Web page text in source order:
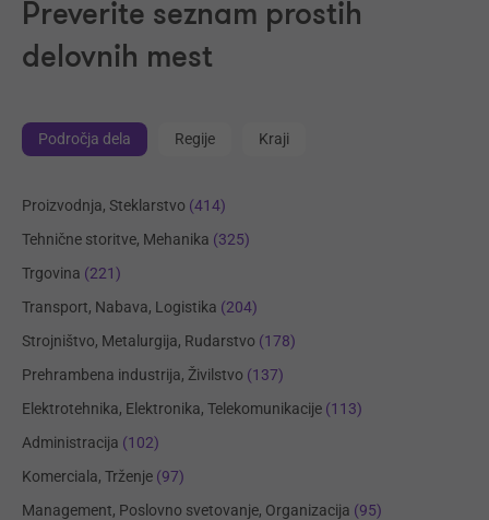
Preverite seznam prostih
delovnih mest
Področja dela Regije Kraji
Proizvodnja, Steklarstvo (414)
Tehnične storitve, Mehanika (325)
Trgovina (221)
Transport, Nabava, Logistika (204)
Strojništvo, Metalurgija, Rudarstvo (178)
Prehrambena industrija, Živilstvo (137)
Elektrotehnika, Elektronika, Telekomunikacije (113)
Administracija (102)
Komerciala, Trženje (97)
Management, Poslovno svetovanje, Organizacija (95)